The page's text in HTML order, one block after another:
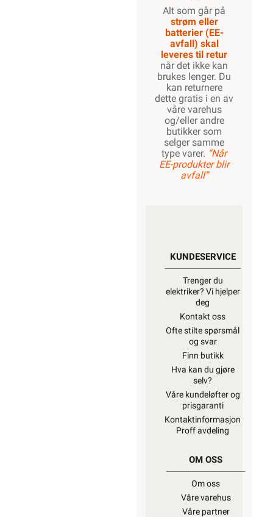
Alt som går på
strøm eller
batterier (EE-
avfall) skal
leveres til retur
når det ikke kan
brukes lenger. Du
kan returnere
dette gratis i en av
våre varehus
og/eller andre
butikker som
selger samme
type varer. “Når
EE-produkter blir
avfall”
KUNDESERVICE
Trenger du
elektriker? Vi hjelper
deg
Kontakt oss
Ofte stilte spørsmål
og svar
Finn butikk
Hva kan du gjøre
selv?
Våre kundeløfter og
prisgaranti
Kontaktinformasjon
Proff avdeling
OM OSS
Om oss
Våre varehus
Våre partner